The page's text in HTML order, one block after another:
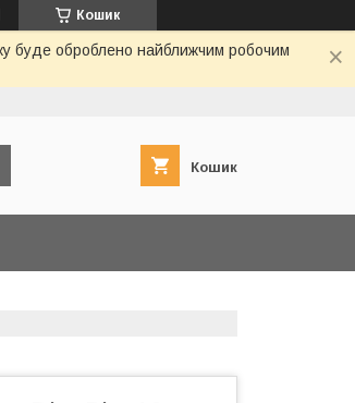
Кошик
буде оброблено найближчим робочим
Кошик